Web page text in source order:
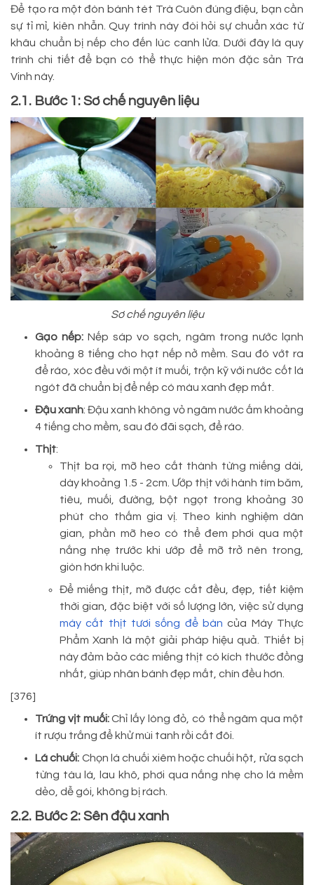
Để tạo ra một đòn bánh tét Trà Cuôn đúng điệu, bạn cần
sự tỉ mỉ, kiên nhẫn. Quy trình này đòi hỏi sự chuẩn xác từ
khâu chuẩn bị nếp cho đến lúc canh lửa. Dưới đây là quy
trình chi tiết để bạn có thể thực hiện món đặc sản Trà
Vinh này.
2.1. Bước 1: Sơ chế nguyên liệu
Sơ chế nguyên liệu
Gạo nếp: Nếp sáp vo sạch, ngâm trong nước lạnh
khoảng 8 tiếng cho hạt nếp nở mềm. Sau đó vớt ra
để ráo, xóc đều với một ít muối, trộn kỹ với nước cốt lá
ngót đã chuẩn bị để nếp có màu xanh đẹp mắt.
Đậu xanh: Đậu xanh không vỏ ngâm nước ấm khoảng
4 tiếng cho mềm, sau đó đãi sạch, để ráo.
Thịt:
Thịt ba rọi, mỡ heo cắt thành từng miếng dài,
dày khoảng 1.5 - 2cm. Ướp thịt với hành tím băm,
tiêu, muối, đường, bột ngọt trong khoảng 30
phút cho thấm gia vị. Theo kinh nghiệm dân
gian, phần mỡ heo có thể đem phơi qua một
nắng nhẹ trước khi ướp để mỡ trở nên trong,
giòn hơn khi luộc.
Để miếng thịt, mỡ được cắt đều, đẹp, tiết kiệm
thời gian, đặc biệt với số lượng lớn, việc sử dụng
máy cắt thịt tươi sống để bàn của Máy Thực
Phẩm Xanh là một giải pháp hiệu quả. Thiết bị
này đảm bảo các miếng thịt có kích thước đồng
nhất, giúp nhân bánh đẹp mắt, chín đều hơn.
[376]
Trứng vịt muối:Chỉ lấy lòng đỏ, có thể ngâm qua một
ít rượu trắng để khử mùi tanh rồi cắt đôi.
Lá chuối: Chọn lá chuối xiêm hoặc chuối hột, rửa sạch
từng tàu lá, lau khô, phơi qua nắng nhẹ cho lá mềm
dẻo, dễ gói, không bị rách.
2.2. Bước 2: Sên đậu xanh